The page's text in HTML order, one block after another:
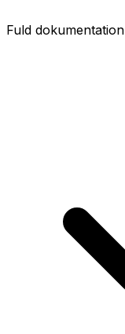
Fuld dokumentation